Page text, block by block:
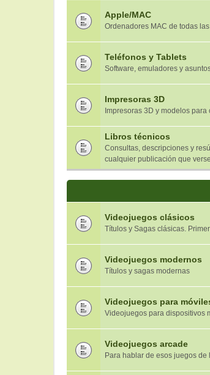
Apple/MAC
Ordenadores MAC de todas
Teléfonos y Tablets
Software, emuladores y
Impresoras 3D
Impresoras 3D y modelos
Libros técnicos
Consultas, descripciones y
cualquier publicación que
Videojuegos clásicos
Títulos y Sagas clásicas.
Videojuegos modernos
Títulos y sagas modernas
Videojuegos para
Videojuegos para dispositivos
Videojuegos arcade
Para hablar de esos juegos